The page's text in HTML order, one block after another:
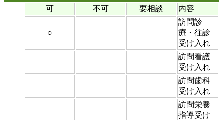
可 不可 要相談 内容
○
訪問診
療・往診
受け入れ
訪問看護
受け入れ
訪問歯科
受け入れ
訪問栄養
指導受け